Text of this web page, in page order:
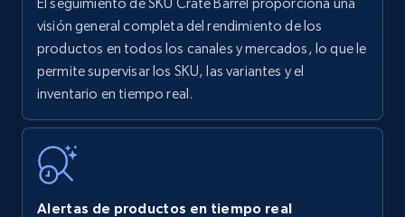
Amazon products - find products by using
upc numbers
Title, Seller name, Brand, Description, Initial
price, Currency, Availability, Reviews count, and
35.3K+
visión general completa del rendimiento de los
productos en todos los canales y mercados, lo que le
permite supervisar los SKU, las variantes y el
inventario en tiempo real.
Alertas de productos en tiempo real